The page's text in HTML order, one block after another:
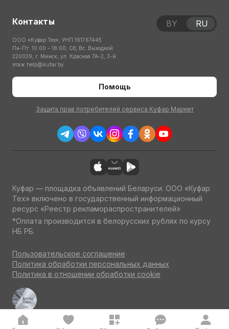
Контакты
ООО «Куфар Тех», УНП 191767445
Пн-Пт: 10:00 – 18:00; Сб, Вс: Выходной
220029, г. Минск, ул. Красная 7А-2, 3-й
этаж help@kufar.by
Помощь
Защита прав потребителей сервиса Куфар Маркет
BY RU
Куфар — площадка объявлений Беларуси. ООО «Куфар
Тех» включено в государственный информационный
ресурс «Реестр рекламораспространителей»
*Оплата производится в белорусских рублях по курсу
НБ РБ.
Пользовательское соглашение
Политика обработки персональных данных
Политика в отношении обработки cookie
Куфар Авто — одна из ведущих площадок об авто
по итогам потребительского голосования на конкурсе
«Бренд года» 2023